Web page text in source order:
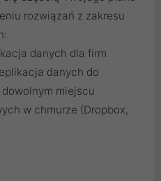
rozwiązań z zakresu
danych dla firm
danych do
miejscu
w chmurze (Dropbox,